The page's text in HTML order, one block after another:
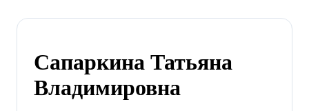
Сапаркина Татьяна
Владимировна